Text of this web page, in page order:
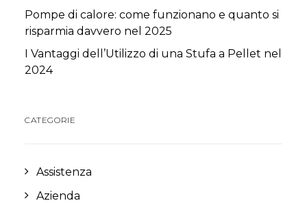
Pompe di calore: come funzionano e quanto si
risparmia davvero nel 2025
I Vantaggi dell’Utilizzo di una Stufa a Pellet nel
2024
CATEGORIE
Assistenza
Azienda